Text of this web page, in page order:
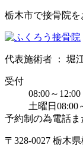
栃木市で接骨院
代表施術者 ： 堀
受付
08:00～
土曜日08:00
予約制の為電話
〒328-0027 栃⽊